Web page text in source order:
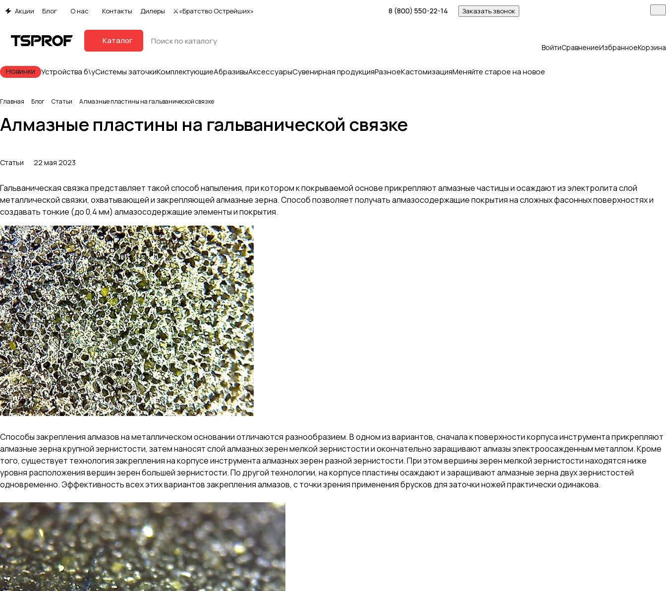
Акции Блог О нас Контакты Дилеры ⚔«Братство Острейших» 8 (800) 550-22-14 Заказать звонок
Каталог
ВойтиСравнениеИзбранноеКорзина
Новинки Устройства б\уСистемы заточкиКомплектующиеАбразивыАксессуарыСувенирная продукцияРазноеКастомизацияМеняйте старое на новое
Главная Блог Статьи Алмазные пластины на гальванической связке
Алмазные пластины на гальванической связке
Статьи 22 мая 2023
Гальваническая связка представляет такой способ напыления, при котором к покрываемой основе прикрепляют алмазные частицы и осаждают из электролита слой
металлической связки, охватывающей и закрепляющей алмазные зерна. Способ позволяет получать алмазосодержащие покрытия на сложных фасонных поверхностях и
создавать тонкие (до 0,4 мм) алмазосодержащие элементы и покрытия.
Способы закрепления алмазов на металлическом основании отличаются разнообразием. В одном из вариантов, сначала к поверхности корпуса инструмента прикрепляют
алмазные зерна крупной зернистости, затем наносят слой алмазных зерен мелкой зернистости и окончательно заращивают алмазы электроосажденным металлом. Кроме
того, существует технология закрепления на корпусе инструмента алмазных зерен разной зернистости. При этом вершины зерен мелкой зернистости находятся ниже
уровня расположения вершин зерен большей зернистости. По другой технологии, на корпусе пластины осаждают и заращивают алмазные зерна двух зернистостей
одновременно. Эффективность всех этих вариантов закрепления алмазов, с точки зрения применения брусков для заточки ножей практически одинакова.